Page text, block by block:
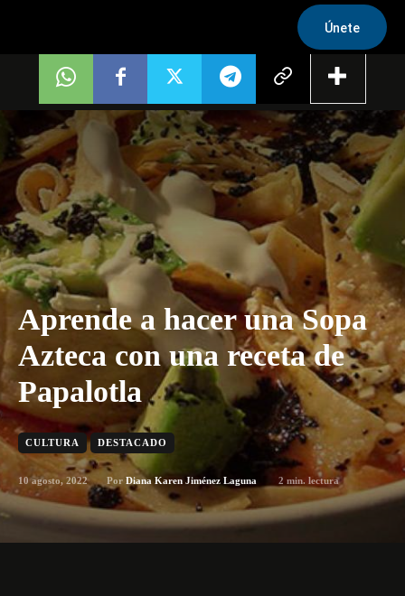
Únete
Aprende a hacer una Sopa
Azteca con una receta de
Papalotla
CULTURA DESTACADO
10 agosto, 2022 Por Diana Karen Jiménez Laguna 2 min. lectura